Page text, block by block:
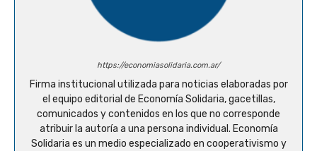
https://economiasolidaria.com.ar/
Firma institucional utilizada para noticias elaboradas por
el equipo editorial de Economía Solidaria, gacetillas,
comunicados y contenidos en los que no corresponde
atribuir la autoría a una persona individual. Economía
Solidaria es un medio especializado en cooperativismo y